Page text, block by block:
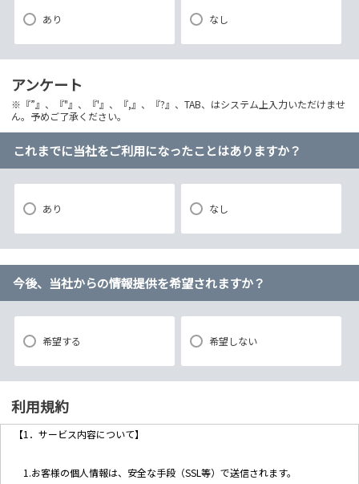
あり なし
アンケート
※『”』、『"』、『'』、『,』、『?』、TAB、はシステム上入力いただけませ
ん。予めご了承ください。
これまでに当社をご利用になったことはありますか？
あり なし
今後、当社からの情報提供を希望されますか？
希望する 希望しない
利用規約
【1．サービス内容について】
1.お客様の個人情報は、安全な手段（SSL等）で送信されます。